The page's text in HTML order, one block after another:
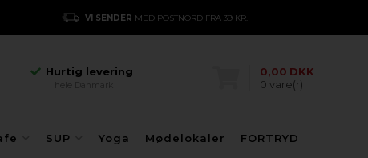
VI SENDER MED POSTNORD FRA 39 KR.
Hurtig levering
Hurtig levering
i hele Danmark
i hele Danmark
0,00 DKK
0 vare(r)
SUP Yoga Mødelokaler FORTRYD